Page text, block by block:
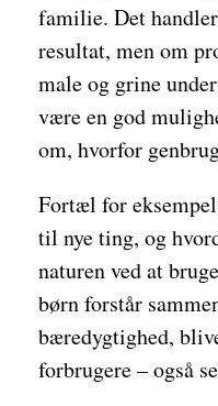
familie. Det
resultat, men om
male og grine
være en god
om, hvorfor
Fortæl for
til nye ting, og
naturen ved at
børn forstår
bæredygtighed,
forbrugere – også